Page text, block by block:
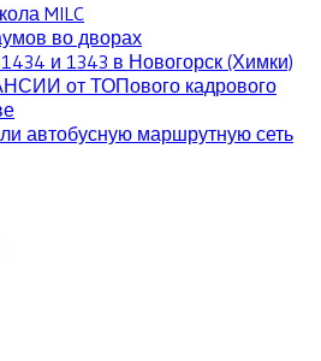
MILC
во дворах
и 1343 в Новогорск (Химки)
от ТОПового кадрового
автобусную маршрутную сеть